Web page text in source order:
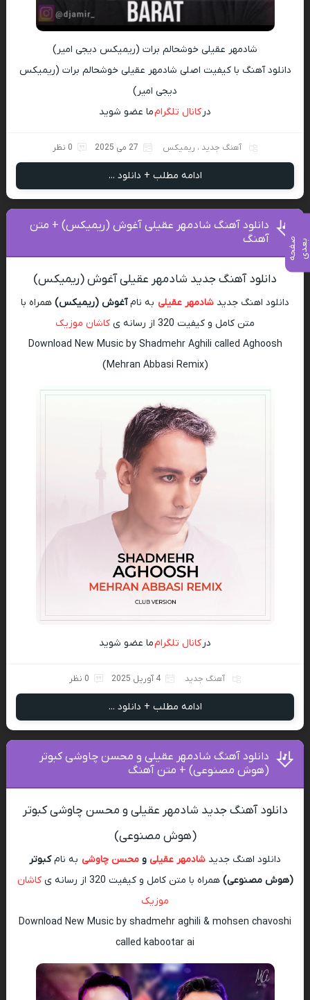
شادمهر عقیلی خوشحالم برات (ریمیکس دیجی امیر)
دانلود آهنگ با کیفیت اصلی شادمهر عقیلی خوشحالم برات (ریمیکس
دیجی امیر)
در کانال تلگرامما عضو شوید
آهنگ جدید ، ریمیکس 27 می 2025 0 نظر
ادامه مطلب + دانلود ...
دانلود آهنگ شادمهر عقیلی آغوش (ریمیکس) + متن
آهنگ
دانلود آهنگ جدید شادمهر عقیلی آغوش (ریمیکس)
دانلود اهنگ جدید شادمهر عقیلی به نامآغوش (ریمیکس) همراه با
متن کامل و کیفیت 320 از رسانه ی
کاشان موزیک
Download New Music by Shadmehr Aghili called Aghoosh
(Mehran Abbasi Remix)
در کانال تلگرامما عضو شوید
آهنگ جدید 4 آوریل 2025 0 نظر
ادامه مطلب + دانلود ...
دانلود آهنگ شادمهر عقیلی و محسن چاوشی کبوتر
(هوش مصنوعی) + متن آهنگ
دانلود آهنگ جدید شادمهر عقیلی و محسن چاوشی کبوتر
(هوش مصنوعی)
دانلود اهنگ جدید شادمهر عقیلی و محسن چاوشی به نامکبوتر
(هوش مصنوعی) همراه با متن کامل و کیفیت 320 از رسانه ی
کاشان
موزیک
Download New Music by shadmehr aghili & mohsen chavoshi
called kabootar ai
ص
ف
ح
ه ب ع
د ی